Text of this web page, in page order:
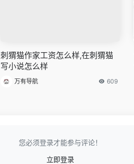
刺猬猫作家工资怎么样,在刺猬猫
写小说怎么样
万有导航 609
您必须登录才能参与评论！
立即登录